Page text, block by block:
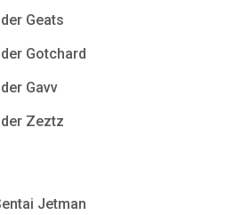
Geats
Gotchard
Gavv
Zeztz
Jetman